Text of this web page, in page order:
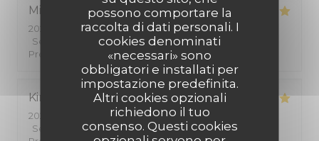
possono comportare la
raccolta di dati personali. I
cookies denominati
«necessari» sono
obbligatori e installati per
impostazione predefinita.
Altri cookies opzionali
richiedono il tuo
consenso. Questi cookies
Michèle
2026-07-27
- 19:45 - Ospiti 2
Servizio
Atmosfera: 5/5 Cucina: 5/5
Prezzo
Kiriko
2026-07-25
- 12:00 - Ospiti 2
Servizio
/5 Atmosfera: 5/5 Cucina: 5/5 Qualità /